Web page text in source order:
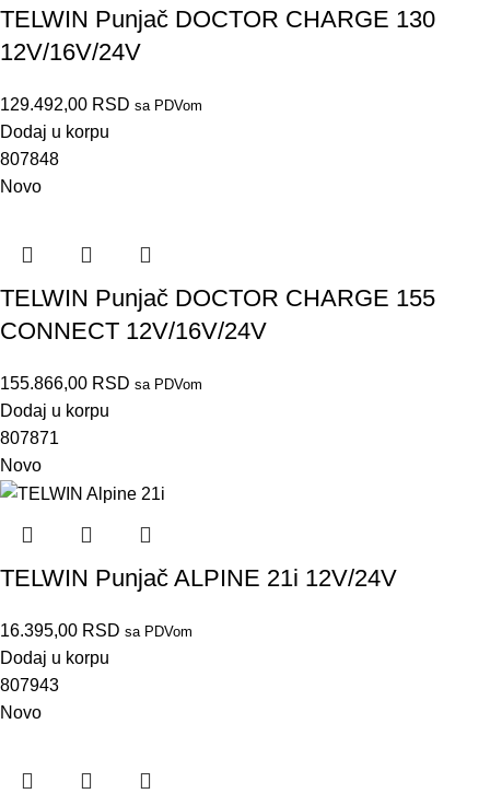
TELWIN Punjač DOCTOR CHARGE 130
12V/16V/24V
129.492,00 RSD sa PDVom
Dodaj u korpu
807848
Novo
TELWIN Punjač DOCTOR CHARGE 155
CONNECT 12V/16V/24V
155.866,00 RSD sa PDVom
Dodaj u korpu
807871
Novo
TELWIN Punjač ALPINE 21i 12V/24V
16.395,00 RSD sa PDVom
Dodaj u korpu
807943
Novo